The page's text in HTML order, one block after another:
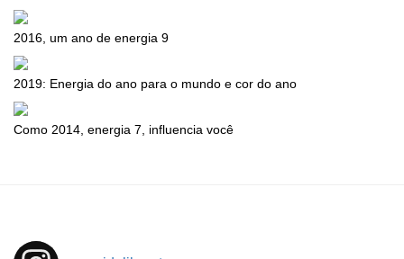
2016, um ano de energia 9
2019: Energia do ano para o mundo e cor do ano
Como 2014, energia 7, influencia você